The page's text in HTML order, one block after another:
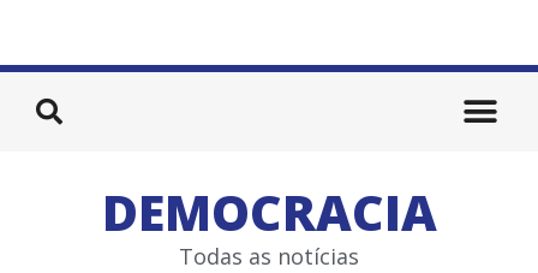
DEMOCRACIA
Todas as notícias